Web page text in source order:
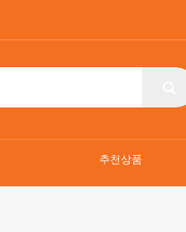
추천상품